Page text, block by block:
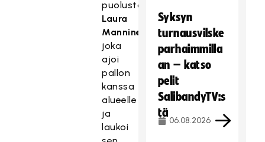
puolustaja
Laura
Manninen
joka
ajoi
pallon
kanssa
alueelle
ja
laukoi
Syksyn
turnausvilske
parhaimmilla
an – katso
pelit
SalibandyTV:s
tä
06.08.2026